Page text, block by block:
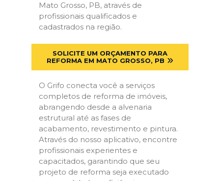
Mato Grosso, PB, através de
profissionais qualificados e
cadastrados na região.
SOLICITE UM ORÇAMENTO PARA
REFORMA EM MATO GROSSO, PB
O Grifo conecta você a serviços
completos de reforma de imóveis,
abrangendo desde a alvenaria
estrutural até as fases de
acabamento, revestimento e pintura.
Através do nosso aplicativo, encontre
profissionais experientes e
capacitados, garantindo que seu
projeto de reforma seja executado